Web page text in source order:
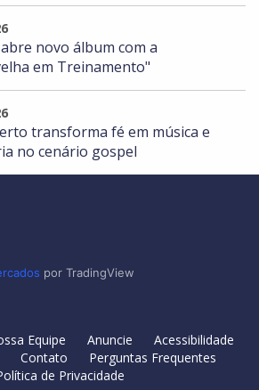
novo álbum com a
em Treinamento"
transforma fé em música e
no cenário gospel
por TradingView
Equipe Anuncie
Acessibilidade
Contato
Perguntas Frequentes
de Privacidade